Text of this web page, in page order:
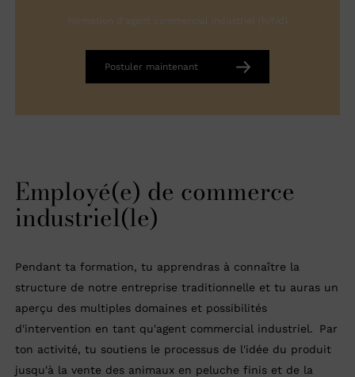
Formation d'agent commercial industriel (h/f/d)
Postuler maintenant
Employé(e) de commerce
industriel(le)
Pendant ta formation, tu apprendras à connaître la
structure de notre entreprise traditionnelle et tu auras un
aperçu des multiples domaines et possibilités
d'intervention en tant qu'agent commercial industriel. Par
ton activité, tu soutiens le processus de l'idée du produit
jusqu'à la vente des animaux en peluche finis et de la